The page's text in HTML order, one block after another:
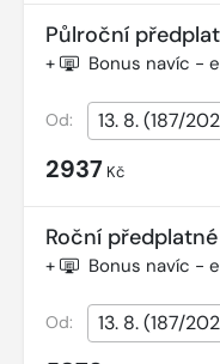
Půlroční
+ Bonus navíc -
Od:
2937 Kč
Roční předplatné
+ Bonus navíc -
Od: